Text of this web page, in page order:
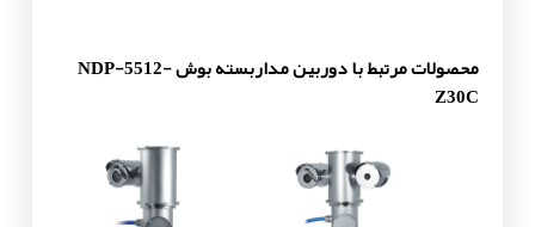
محصولات مرتبط با دوربین مداربسته بوش NDP-5512-
Z30C